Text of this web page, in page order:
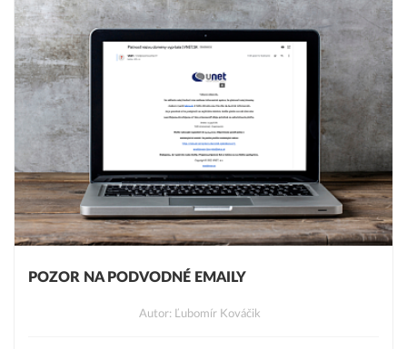
POZOR NA PODVODNÉ EMAILY
Autor: Ľubomír Kováčik